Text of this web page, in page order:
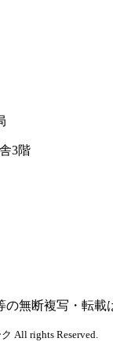
3階
無断複写・転載
All rights Reserved.